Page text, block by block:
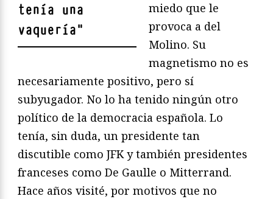
tenía una
vaquería"
miedo que le
provoca a del
Molino. Su
magnetismo no es
necesariamente positivo, pero sí
subyugador. No lo ha tenido ningún otro
político de la democracia española. Lo
tenía, sin duda, un presidente tan
discutible como JFK y también presidentes
franceses como De Gaulle o Mitterrand.
Hace años visité, por motivos que no